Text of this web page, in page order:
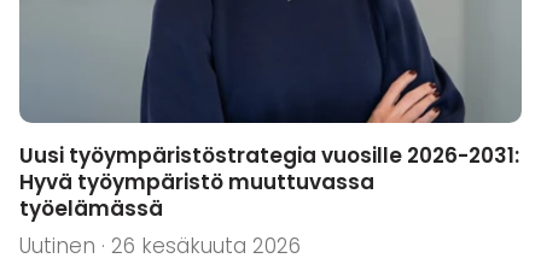
Uusi työympäristöstrategia vuosille 2026-2031:
Hyvä työympäristö muuttuvassa
työelämässä
Uutinen · 26 kesäkuuta 2026